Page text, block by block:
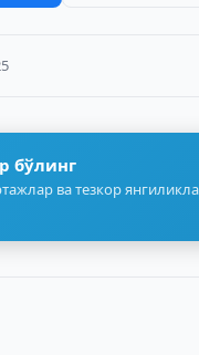
бўлинг
ва тезкор